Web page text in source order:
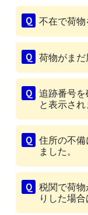
不在で荷物
荷物がまだ
追跡番号を
と表示され
住所の不
ました。
税関で荷
りした場